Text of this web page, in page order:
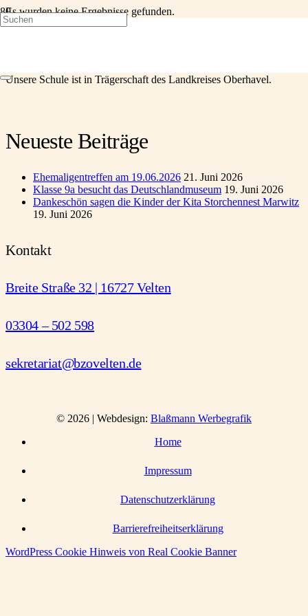
Es wurden keine Ergebnisse gefunden.
Unsere Schule ist in Trägerschaft des Landkreises Oberhavel.
Neueste Beiträge
Ehemaligentreffen am 19.06.2026 21. Juni 2026
Klasse 9a besucht das Deutschlandmuseum 19. Juni 2026
Dankeschön sagen die Kinder der Kita Storchennest Marwitz
19. Juni 2026
Kontakt
Breite Straße 32 | 16727 Velten
03304 – 502 598
sekretariat@bzovelten.de
© 2026 | Webdesign: Blaßmann Werbegrafik
Home
Impressum
Datenschutzerklärung
Barrierefreiheitserklärung
WordPress Cookie Hinweis von Real Cookie Banner